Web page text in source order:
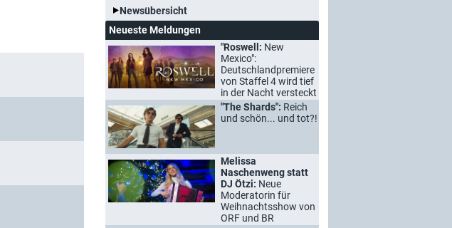
Newsübersicht
Neueste Meldungen
"Roswell: New
Mexico":
Deutschlandpremiere
von Staffel 4 wird tief
in der Nacht versteckt
"The Shards": Reich
und schön... und tot?!
Melissa
Naschenweng statt
DJ Ötzi: Neue
Moderatorin für
Weihnachtsshow von
ORF und BR